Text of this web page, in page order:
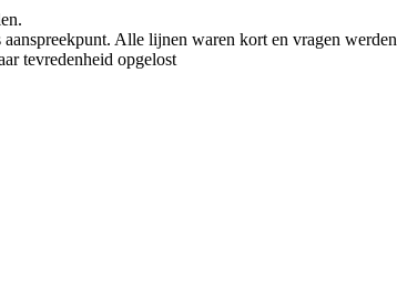
Alle lijnen waren kort en vragen
tevredenheid opgelost